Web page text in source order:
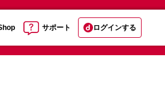
サポート ログインする